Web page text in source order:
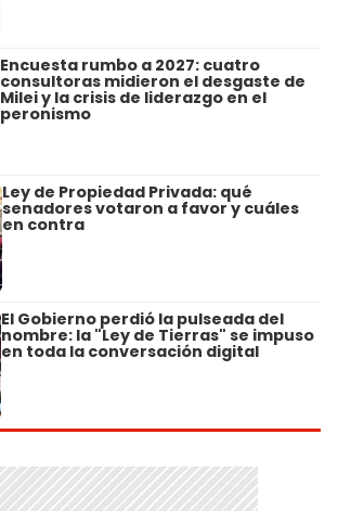
Encuesta rumbo a 2027: cuatro
consultoras midieron el desgaste de
Milei y la crisis de liderazgo en el
peronismo
Ley de Propiedad Privada: qué
senadores votaron a favor y cuáles
en contra
El Gobierno perdió la pulseada del
nombre: la "Ley de Tierras" se impuso
en toda la conversación digital